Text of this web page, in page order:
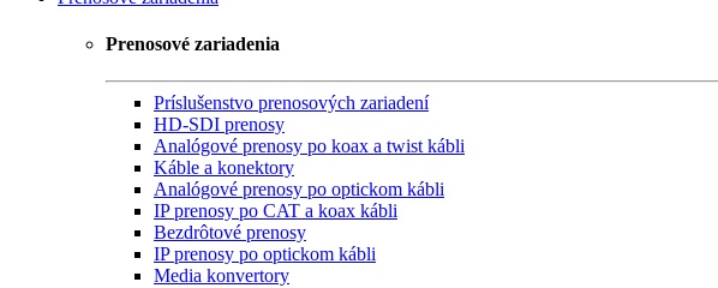
Prenosové zariadenia
Príslušenstvo prenosových zariadení
HD-SDI prenosy
Analógové prenosy po koax a twist kábli
Káble a konektory
Analógové prenosy po optickom kábli
IP prenosy po CAT a koax kábli
Bezdrôtové prenosy
IP prenosy po optickom kábli
Media konvertory